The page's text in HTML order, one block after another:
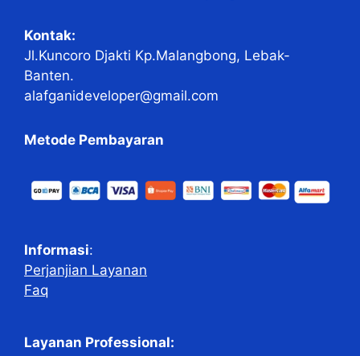
Kontak:
Jl.Kuncoro Djakti Kp.Malangbong, Lebak-
Banten.
alafganideveloper@gmail.com
Metode Pembayaran
Informasi:
Perjanjian Layanan
Faq
Layanan Professional: